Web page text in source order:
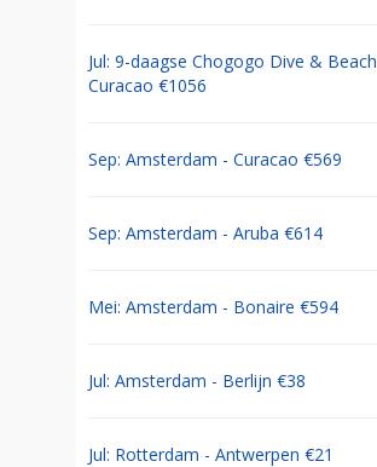
Jul: 9-daagse Chogogo Dive & Beach
Curacao €1056
Sep: Amsterdam - Curacao €569
Sep: Amsterdam - Aruba €614
Mei: Amsterdam - Bonaire €594
Jul: Amsterdam - Berlijn €38
Jul: Rotterdam - Antwerpen €21